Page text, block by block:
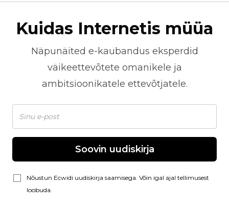
Kuidas Internetis müüa
Näpunäited e-kaubandus eksperdid
väikeettevõtete omanikele ja
ambitsioonikatele ettevõtjatele.
Soovin uudiskirja
Nõustun Ecwidi uudiskirja saamisega. Võin igal ajal tellimusest
loobuda.